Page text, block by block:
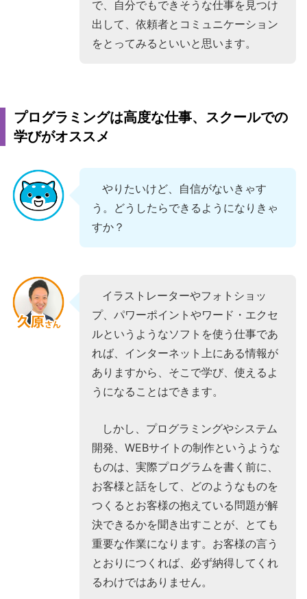
で、自分でもできそうな仕事を見つけ
出して、依頼者とコミュニケーション
をとってみるといいと思います。
プログラミングは高度な仕事、スクールでの
学びがオススメ
やりたいけど、自信がないきゃす
う。どうしたらできるようになりきゃ
すか？
イラストレーターやフォトショッ
プ、パワーポイントやワード・エクセ
ルというようなソフトを使う仕事であ
れば、インターネット上にある情報が
ありますから、そこで学び、使えるよ
うになることはできます。
しかし、プログラミングやシステム
開発、WEBサイトの制作というような
ものは、実際プログラムを書く前に、
お客様と話をして、どのようなものを
つくるとお客様の抱えている問題が解
決できるかを聞き出すことが、とても
重要な作業になります。お客様の言う
とおりにつくれば、必ず納得してくれ
るわけではありません。